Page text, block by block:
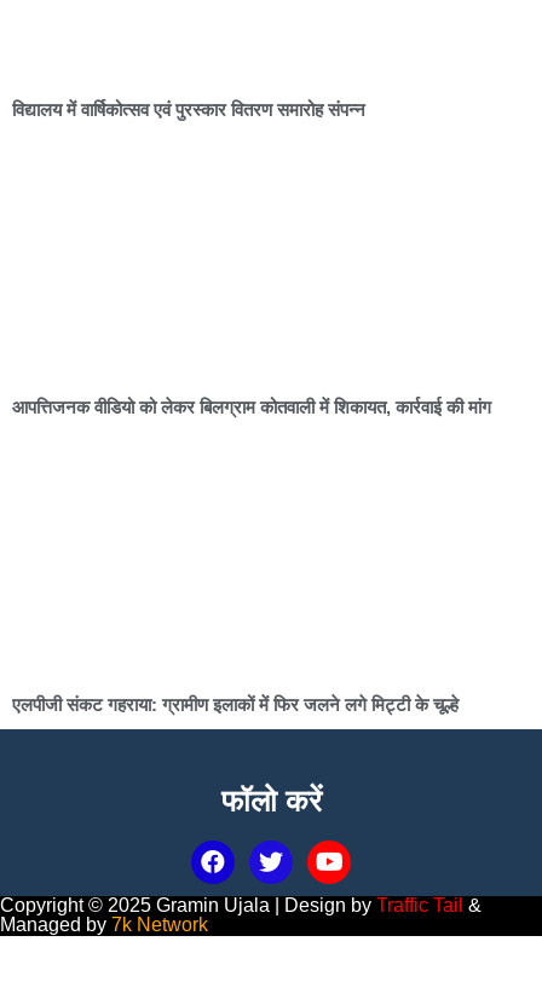
विद्यालय में वार्षिकोत्सव एवं पुरस्कार वितरण समारोह संपन्न
आपत्तिजनक वीडियो को लेकर बिलग्राम कोतवाली में शिकायत, कार्रवाई की मांग
एलपीजी संकट गहराया: ग्रामीण इलाकों में फिर जलने लगे मिट्टी के चूल्हे
फॉलो करें
Copyright © 2025 Gramin Ujala | Design by Traffic Tail &
Managed by 7k Network